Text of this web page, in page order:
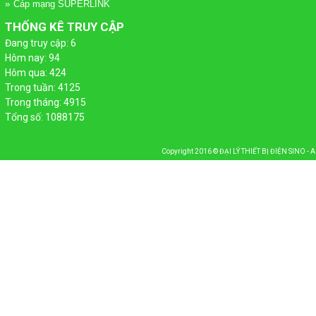
MẶT TRỜI
MÁNG CÁP
Cáp mạng SUPERLINK
THỐNG KÊ TRUY CẬP
Đang truy cập: 6
Hôm nay: 94
Hôm qua: 424
Trong tuần: 4125
Trong tháng: 4915
Tổng số: 1088175
Copyright 2016 ©ĐẠI LÝ THIẾT BỊ ĐIỆN SINO -